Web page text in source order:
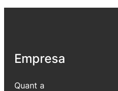
Empresa
Quant a